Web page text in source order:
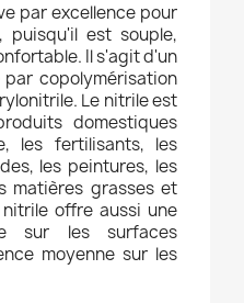
par excellence pour
puisqu'il est souple,
Il s'agit d'un
copolymérisation
Le nitrile est
domestiques
les fertilisants, les
les peintures, les
matières grasses et
offre aussi une
sur les surfaces
moyenne sur les